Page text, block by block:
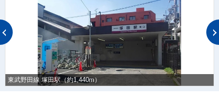
東武野田線 塚田駅（約1,440m）